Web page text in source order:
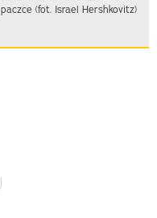
paczce (fot. Israel Hershkovitz)